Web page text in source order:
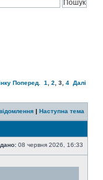
Поперед. 1 2 3 4 Далі
| Наступна тема
08 червня 2026, 16:33